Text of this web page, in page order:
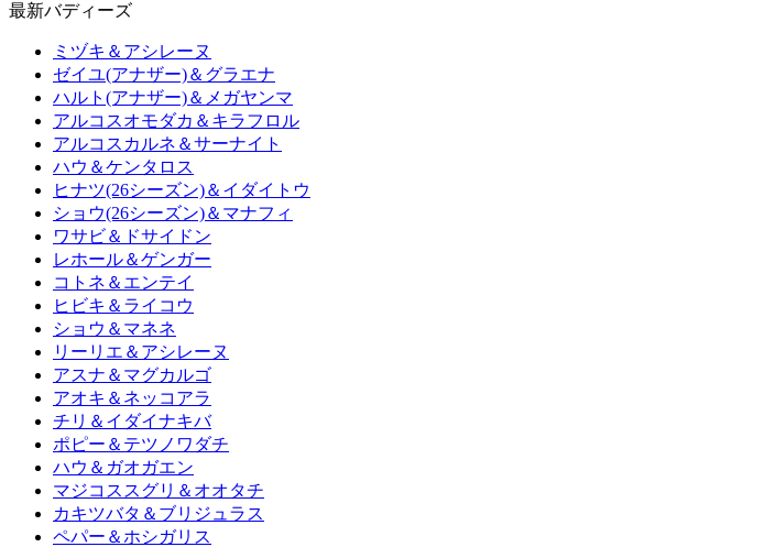
最新バディーズ
ミヅキ＆アシレーヌ
ゼイユ(アナザー)＆グラエナ
ハルト(アナザー)＆メガヤンマ
アルコスオモダカ＆キラフロル
アルコスカルネ＆サーナイト
ハウ＆ケンタロス
ヒナツ(26シーズン)＆イダイトウ
ショウ(26シーズン)＆マナフィ
ワサビ＆ドサイドン
レホール＆ゲンガー
コトネ＆エンテイ
ヒビキ＆ライコウ
ショウ＆マネネ
リーリエ＆アシレーヌ
アスナ＆マグカルゴ
アオキ＆ネッコアラ
チリ＆イダイナキバ
ポピー＆テツノワダチ
ハウ＆ガオガエン
マジコススグリ＆オオタチ
カキツバタ＆ブリジュラス
ペパー＆ホシガリス